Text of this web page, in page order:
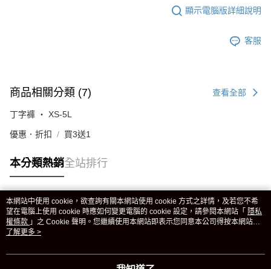
顯示電腦版詳細說明
客服
商品相關分類 (7) 查看全部
丁字褲 ‧ XS-5L
優惠．折扣 買3送1
本分類熱銷全站排行
熱門標籤
本網站中使用 cookie，欲查詢有關本網站使用 cookie 方式之詳情，及若您不希
望在電腦上使用 cookie 時應如何變更電腦的 cookie 設定，請參閱本網站「 隱私
權條款 」之 Cookie 聲明。您繼續使用本網站即表示您同意本公司得按本網站使
用條款之 Cookie 聲明使用 cookie。
了解更多 >